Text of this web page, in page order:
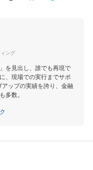
ング
を見出し、誰でも再現で
、現場での実行までサポ
ップの実績を誇り、金融
多数。